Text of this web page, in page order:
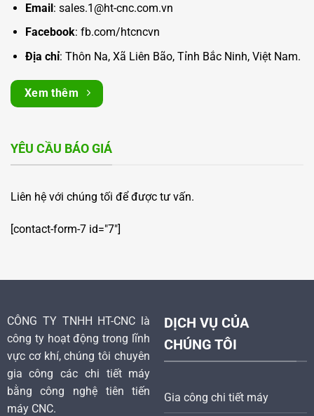
Email: sales.1@ht-cnc.com.vn
Facebook: fb.com/htcncvn
Địa chỉ: Thôn Na, Xã Liên Bão, Tỉnh Bắc Ninh, Việt Nam.
Xem thêm
YÊU CẦU BÁO GIÁ
Liên hệ với chúng tối để được tư vấn.
[contact-form-7 id="7"]
CÔNG TY TNHH HT-CNC là
công ty hoạt động trong lĩnh
vực cơ khí, chúng tôi chuyên
gia công các chi tiết máy
bằng công nghệ tiên tiến
máy CNC.
DỊCH VỤ CỦA
CHÚNG TÔI
Gia công chi tiết máy